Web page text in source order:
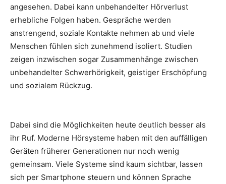
angesehen. Dabei kann unbehandelter Hörverlust
erhebliche Folgen haben. Gespräche werden
anstrengend, soziale Kontakte nehmen ab und viele
Menschen fühlen sich zunehmend isoliert. Studien
zeigen inzwischen sogar Zusammenhänge zwischen
unbehandelter Schwerhörigkeit, geistiger Erschöpfung
und sozialem Rückzug.
Dabei sind die Möglichkeiten heute deutlich besser als
ihr Ruf. Moderne Hörsysteme haben mit den auffälligen
Geräten früherer Generationen nur noch wenig
gemeinsam. Viele Systeme sind kaum sichtbar, lassen
sich per Smartphone steuern und können Sprache